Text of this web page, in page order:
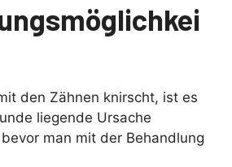
den Zähnen knirscht, ist es
liegende Ursache
man mit der Behandlung